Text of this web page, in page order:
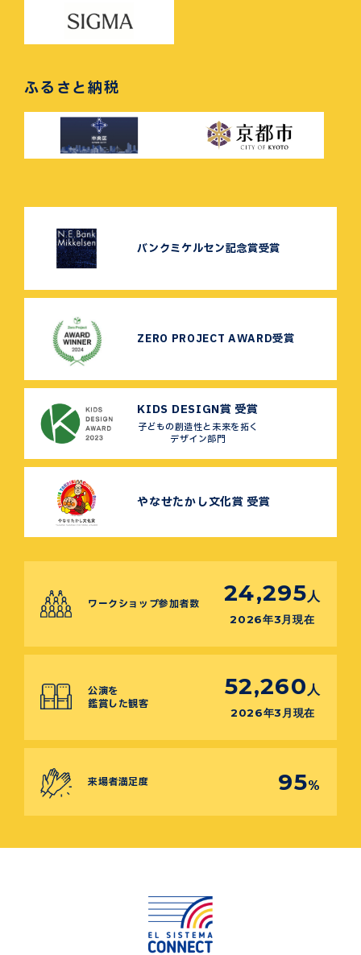
ふるさと納税
バンクミケルセン記念賞受賞
ZERO PROJECT AWARD受賞
KIDS DESIGN賞 受賞
子どもの創造性と未来を拓く
デザイン部門
やなせたかし文化賞 受賞
ワークショップ参加者数 24,295 人
2026年3月現在
公演を
鑑賞した観客
52,260 人
2026年3月現在
来場者満足度 95%